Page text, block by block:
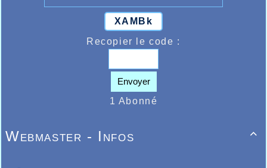
XAMBk
Recopier le code :
Envoyer
1 Abonné

Webmaster - Infos